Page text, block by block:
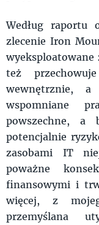
Według raportu
zlecenie Iron
wyeksploatowane
też
wewnętrznie, a
wspomniane
powszechne, a
potencjalnie
zasobami IT
poważne
finansowymi i
więcej, z
przemyślana